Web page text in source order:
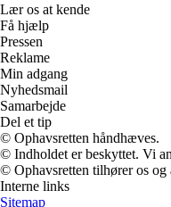
Lær os at kende
Få hjælp
Pressen
Reklame
Min adgang
Nyhedsmail
Samarbejde
Del et tip
© Ophavsretten håndhæves.
© Indholdet er beskyttet. Vi
© Ophavsretten tilhører os og
Interne links
Sitemap